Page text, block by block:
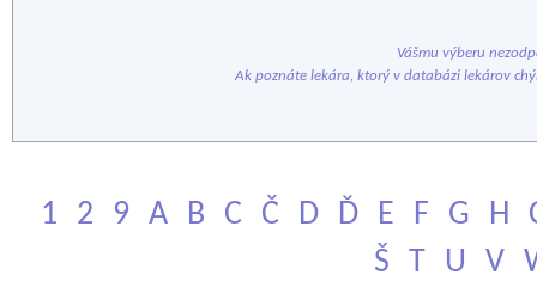
Vášmu výberu
Ak poznáte lekára, ktorý v databázi lekárov
1 2 9 A B C Č D Ď E F G H
Š
T U V